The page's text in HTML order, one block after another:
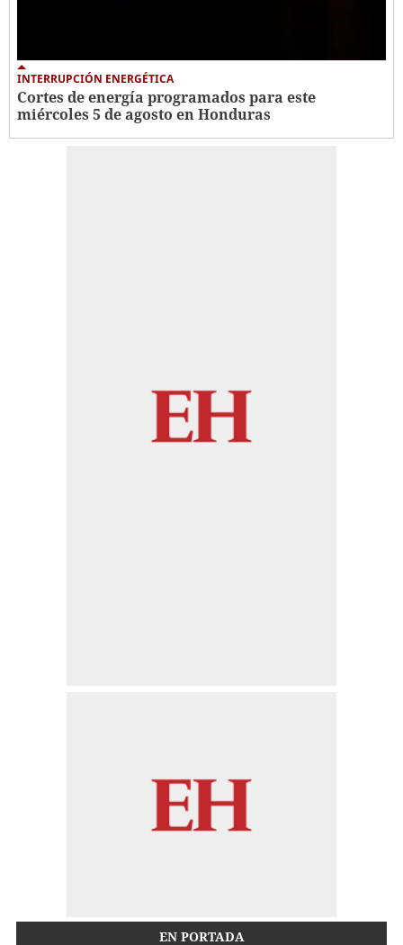
INTERRUPCIÓN ENERGÉTICA
Cortes de energía programados para este
miércoles 5 de agosto en Honduras
EN PORTADA